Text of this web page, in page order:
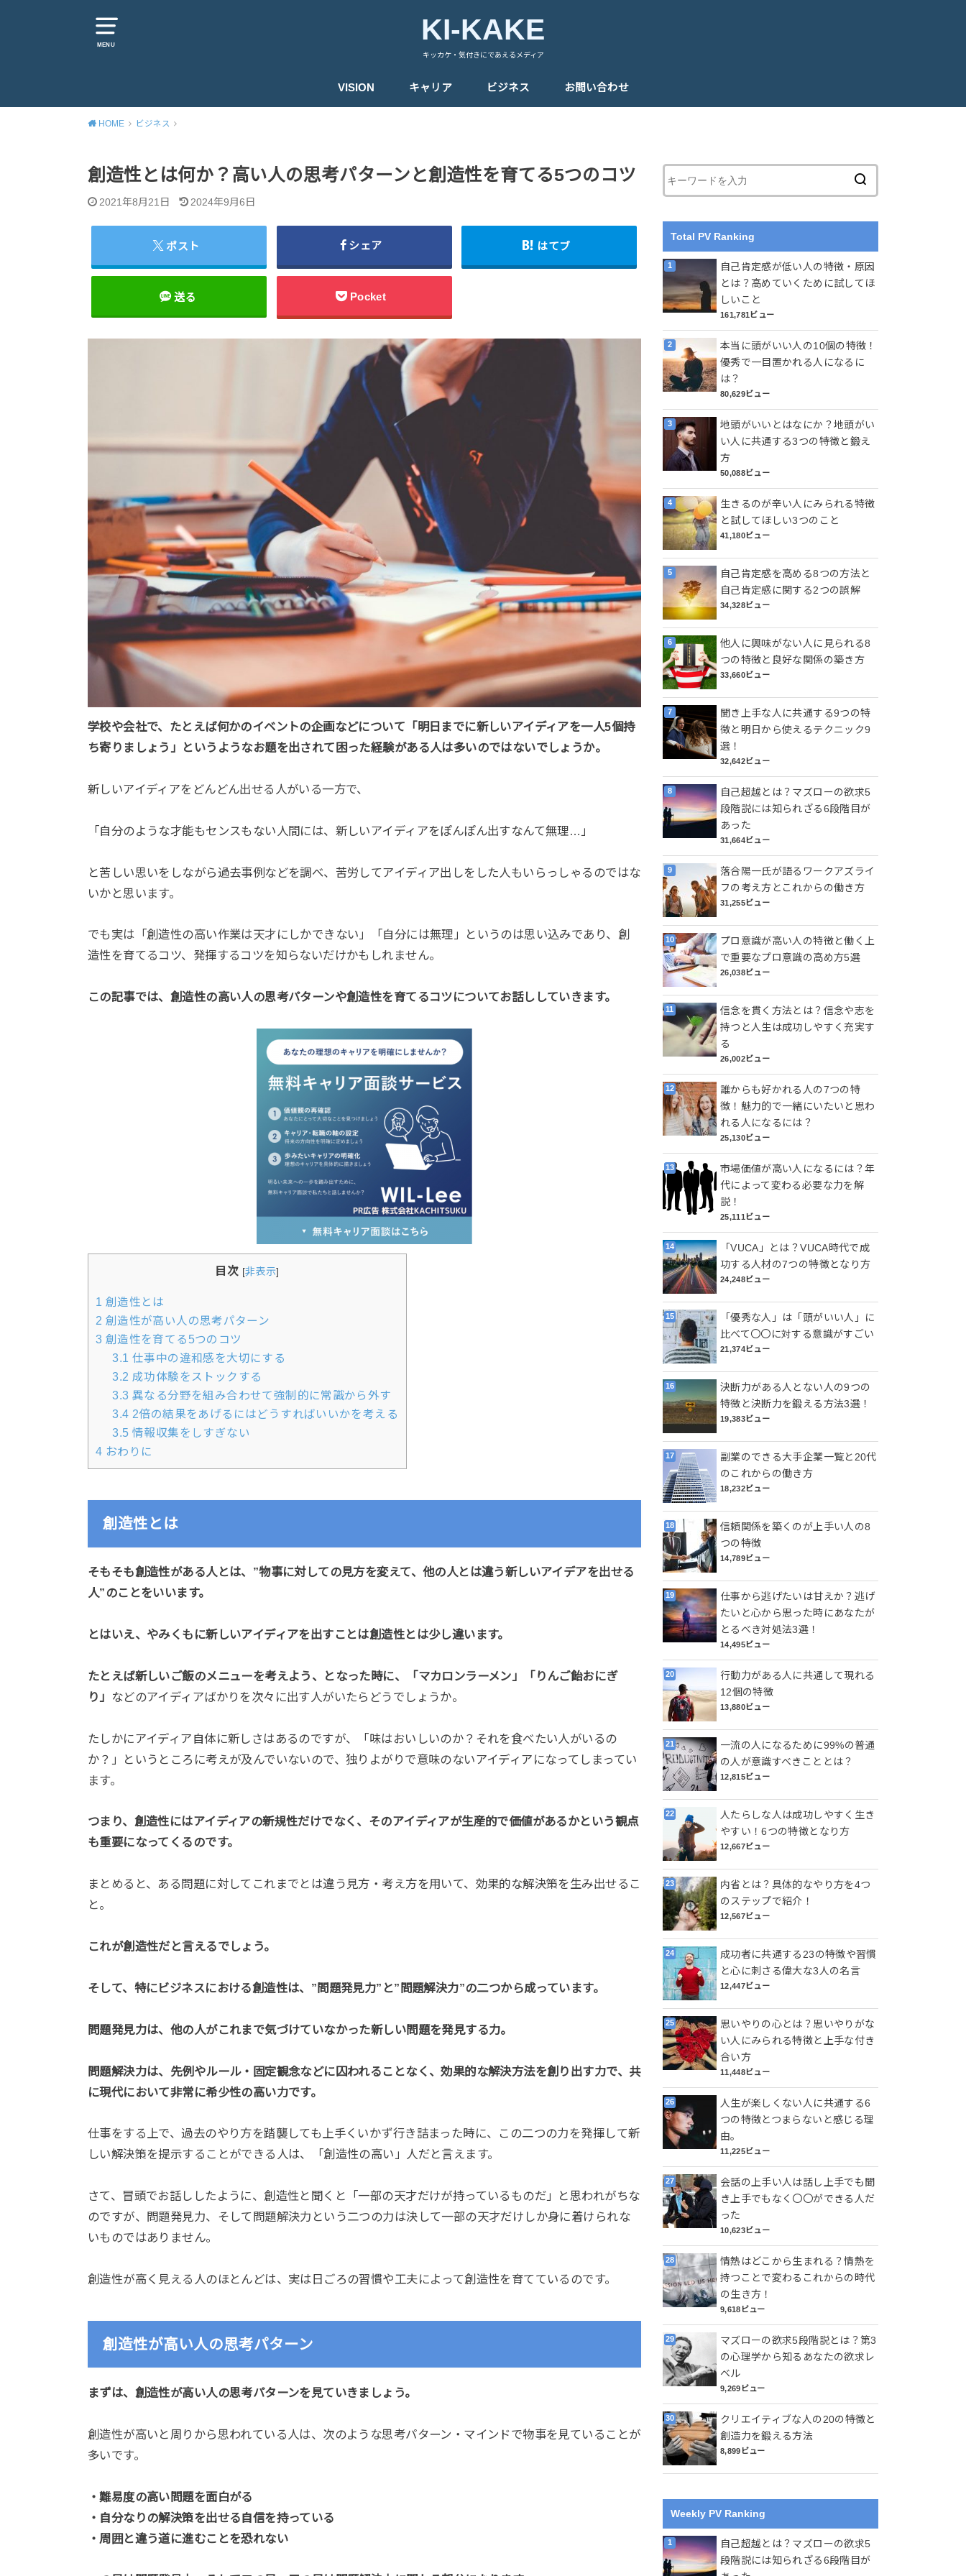
MENU KI-KAKE
キッカケ・気付きにであえるメディア
VISION キャリア ビジネス お問い合わせ
HOME ビジネス
創造性とは何か？高い人の思考パターンと創造性を育てる5つのコツ
2021年8月21日 2024年9月6日
ポスト シェア はてブ
送る Pocket
学校や会社で、たとえば何かのイベントの企画などについて「明日までに新しいアイディアを一人5個持
ち寄りましょう」というようなお題を出されて困った経験がある人は多いのではないでしょうか。
新しいアイディアをどんどん出せる人がいる一方で、
「自分のような才能もセンスもない人間には、新しいアイディアをぽんぽん出すなんて無理…」
と苦しい思いをしながら過去事例などを調べ、苦労してアイディア出しをした人もいらっしゃるのではな
いかと思います。
でも実は「創造性の高い作業は天才にしかできない」「自分には無理」というのは思い込みであり、創
造性を育てるコツ、発揮するコツを知らないだけかもしれません。
この記事では、創造性の高い人の思考パターンや創造性を育てるコツについてお話ししていきます。
目次 [非表示]
1 創造性とは
2 創造性が高い人の思考パターン
3 創造性を育てる5つのコツ
3.1 仕事中の違和感を大切にする
3.2 成功体験をストックする
3.3 異なる分野を組み合わせて強制的に常識から外す
3.4 2倍の結果をあげるにはどうすればいいかを考える
3.5 情報収集をしすぎない
4 おわりに
創造性とは
そもそも創造性がある人とは、”物事に対しての見方を変えて、他の人とは違う新しいアイデアを出せる
人”のことをいいます。
とはいえ、やみくもに新しいアイディアを出すことは創造性とは少し違います。
たとえば新しいご飯のメニューを考えよう、となった時に、「マカロンラーメン」「りんご飴おにぎ
り」
などのアイディアばかりを次々に出す人がいたらどうでしょうか。
たしかにアイディア自体に新しさはあるのですが、「味はおいしいのか？それを食べたい人がいるの
か？」というところに考えが及んでいないので、独りよがりで意味のないアイディアになってしまってい
ます。
つまり、創造性にはアイディアの新規性だけでなく、そのアイディアが生産的で価値があるかという観点
も重要になってくるのです。
まとめると、ある問題に対してこれまでとは違う見方・考え方を用いて、効果的な解決策を生み出せるこ
と。
これが創造性だと言えるでしょう。
そして、特にビジネスにおける創造性は、”問題発見力”と”問題解決力”の二つから成っています。
問題発見力は、他の人がこれまで気づけていなかった新しい問題を発見する力。
問題解決力は、先例やルール・固定観念などに囚われることなく、効果的な解決方法を創り出す力で、共
に現代において非常に希少性の高い力です。
仕事をする上で、過去のやり方を踏襲しても上手くいかず行き詰まった時に、この二つの力を発揮して新
しい解決策を提示することができる人は、「創造性の高い」人だと言えます。
さて、冒頭でお話ししたように、創造性と聞くと「一部の天才だけが持っているものだ」と思われがちな
のですが、問題発見力、そして問題解決力という二つの力は決して一部の天才だけしか身に着けられな
いものではありません。
創造性が高く見える人のほとんどは、実は日ごろの習慣や工夫によって創造性を育てているのです。
創造性が高い人の思考パターン
まずは、創造性が高い人の思考パターンを見ていきましょう。
創造性が高いと周りから思われている人は、次のような思考パターン・マインドで物事を見ていることが
多いです。
・難易度の高い問題を面白がる
・自分なりの解決策を出せる自信を持っている
・周囲と違う道に進むことを恐れない
Total PV Ranking
自己肯定感が低い人の特徴・原因
とは？高めていくために試してほ
しいこと
161,781ビュー
本当に頭がいい人の10個の特徴！
優秀で一目置かれる人になるに
は？
80,629ビュー
地頭がいいとはなにか？地頭がい
い人に共通する3つの特徴と鍛え
方
50,088ビュー
生きるのが辛い人にみられる特徴
と試してほしい3つのこと
41,180ビュー
自己肯定感を高める8つの方法と
自己肯定感に関する2つの誤解
34,328ビュー
他人に興味がない人に見られる8
つの特徴と良好な関係の築き方
33,660ビュー
聞き上手な人に共通する9つの特
徴と明日から使えるテクニック9
選！
32,642ビュー
自己超越とは？マズローの欲求5
段階説には知られざる6段階目が
あった
31,664ビュー
落合陽一氏が語るワークアズライ
フの考え方とこれからの働き方
31,255ビュー
プロ意識が高い人の特徴と働く上
で重要なプロ意識の高め方5選
26,038ビュー
信念を貫く方法とは？信念や志を
持つと人生は成功しやすく充実す
る
26,002ビュー
誰からも好かれる人の7つの特
徴！魅力的で一緒にいたいと思わ
れる人になるには？
25,130ビュー
市場価値が高い人になるには？年
代によって変わる必要な力を解
説！
25,111ビュー
「VUCA」とは？VUCA時代で成
功する人材の7つの特徴となり方
24,248ビュー
「優秀な人」は「頭がいい人」に
比べて〇〇に対する意識がすごい
21,374ビュー
決断力がある人とない人の9つの
特徴と決断力を鍛える方法3選！
19,383ビュー
副業のできる大手企業一覧と20代
のこれからの働き方
18,232ビュー
信頼関係を築くのが上手い人の8
つの特徴
14,789ビュー
仕事から逃げたいは甘えか？逃げ
たいと心から思った時にあなたが
とるべき対処法3選！
14,495ビュー
行動力がある人に共通して現れる
12個の特徴
13,880ビュー
一流の人になるために99%の普通
の人が意識すべきこととは？
12,815ビュー
人たらしな人は成功しやすく生き
やすい！6つの特徴となり方
12,667ビュー
内省とは？具体的なやり方を4つ
のステップで紹介！
12,567ビュー
成功者に共通する23の特徴や習慣
と心に刺さる偉大な3人の名言
12,447ビュー
思いやりの心とは？思いやりがな
い人にみられる特徴と上手な付き
合い方
11,448ビュー
人生が楽しくない人に共通する6
つの特徴とつまらないと感じる理
由。
11,225ビュー
会話の上手い人は話し上手でも聞
き上手でもなく〇〇ができる人だ
った
10,623ビュー
情熱はどこから生まれる？情熱を
持つことで変わるこれからの時代
の生き方！
9,618ビュー
マズローの欲求5段階説とは？第3
の心理学から知るあなたの欲求レ
ベル
9,269ビュー
クリエイティブな人の20の特徴と
創造力を鍛える方法
8,899ビュー
Weekly PV Ranking
自己超越とは？マズローの欲求5
段階説には知られざる6段階目が